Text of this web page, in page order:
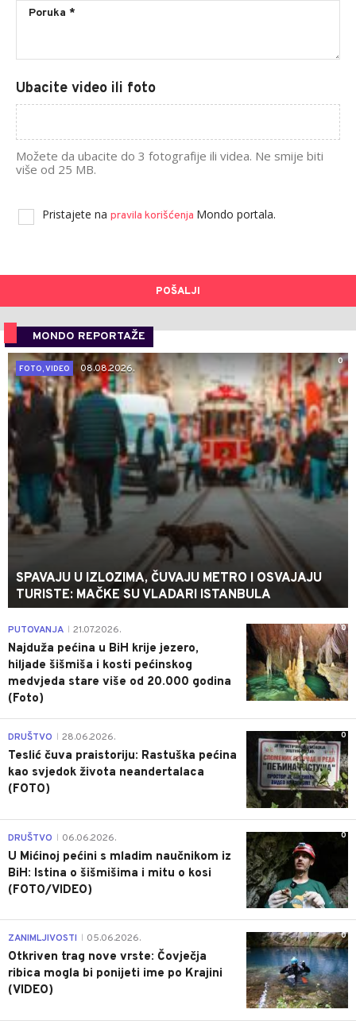
Ubacite video ili foto
Možete da ubacite do 3 fotografije ili videa. Ne smije biti
više od 25 MB.
Pristajete na pravila korišćenja Mondo portala.
POŠALJI
MONDO REPORTAŽE
0
FOTO, VIDEO
08.08.2026.
SPAVAJU U IZLOZIMA, ČUVAJU METRO I OSVAJAJU
TURISTE: MAČKE SU VLADARI ISTANBULA
0
PUTOVANJA 21.07.2026.
Najduža pećina u BiH krije jezero,
hiljade šišmiša i kosti pećinskog
medvjeda stare više od 20.000 godina
(Foto)
0
DRUŠTVO 28.06.2026.
Teslić čuva praistoriju: Rastuška pećina
kao svjedok života neandertalaca
(FOTO)
0
DRUŠTVO 06.06.2026.
U Mićinoj pećini s mladim naučnikom iz
BiH: Istina o šišmišima i mitu o kosi
(FOTO/VIDEO)
0
ZANIMLJIVOSTI 05.06.2026.
Otkriven trag nove vrste: Čovječja
ribica mogla bi ponijeti ime po Krajini
(VIDEO)